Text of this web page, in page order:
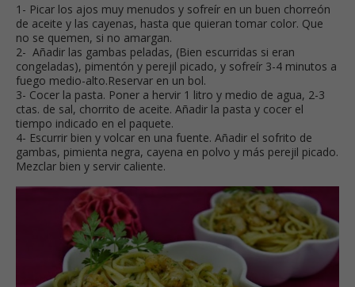
1- Picar los ajos muy menudos y sofreír en un buen chorreón
de aceite y las cayenas, hasta que quieran tomar color. Que
no se quemen, si no amargan.
2- Añadir las gambas peladas, (Bien escurridas si eran
congeladas), pimentón y perejil picado, y sofreír 3-4 minutos a
fuego medio-alto.Reservar en un bol.
3- Cocer la pasta. Poner a hervir 1 litro y medio de agua, 2-3
ctas. de sal, chorrito de aceite. Añadir la pasta y cocer el
tiempo indicado en el paquete.
4- Escurrir bien y volcar en una fuente. Añadir el sofrito de
gambas, pimienta negra, cayena en polvo y más perejil picado.
Mezclar bien y servir caliente.